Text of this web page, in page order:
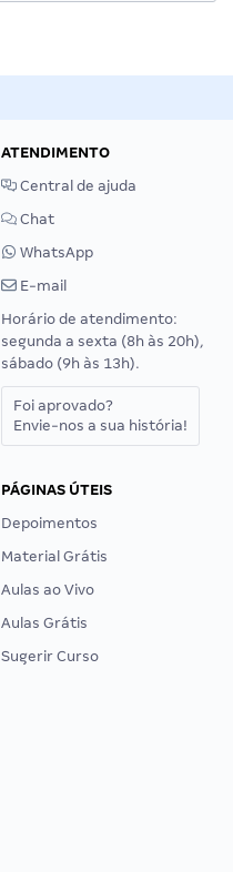
ATENDIMENTO
Central de ajuda
Chat
WhatsApp
E-mail
Horário de atendimento:
segunda a sexta (8h às 20h),
sábado (9h às 13h).
Foi aprovado?
Envie-nos a sua história!
PÁGINAS ÚTEIS
Depoimentos
Material Grátis
Aulas ao Vivo
Aulas Grátis
Sugerir Curso